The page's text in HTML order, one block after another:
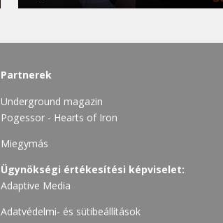
Partnerek
Underground magazin
Pogessor - Hearts of Iron
Miegymás
Ügynökségi értékesítési képviselet:
Adaptive Media
Adatvédelmi- és sütibeállítások